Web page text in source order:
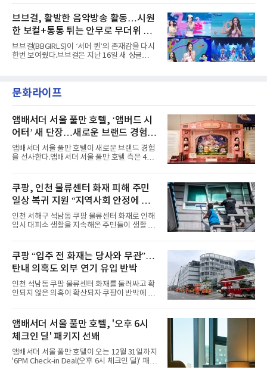
엣을 거침없이 결합했다. 멤버들은 각기 다른 개
성을 살린 스타일링을 선
벌 오디오·음원 스트리밍 플랫폼 스포티파이에
서 27일 자로 누적 재생 수 2억 회를 돌파했
다”고 밝혔다.곡이 발표된 지 약 10개월 만이다.
팀의 첫 번째 2억 스트리밍 곡은 동일 음반에 수
록된 ‘GO!’다. 이 노래는 공개 약 9개월 만인 지
난달 26일 자에 2억 고지를 밟았다. 이는 최근 5
년 내 데뷔한 보이그룹의 곡 중 최단기 2억 달성
했다. “내 티, 5 bucks 바지는, 만원” 등 멤버들
의 라이프 스타일
브브걸, 활발한 음악방송 활동…시원
한 보컬+통통 튀는 안무로 무더위 사
냥
브브걸(BBGIRLS)이 ‘서머 퀸’의 존재감을 다시
한번 보여줬다.브브걸은 지난 16일 새 싱글
MBC '쇼! 음악중심', SBS '인기가요' 등 주요 음
악방송 무대에 올라 화려한 퍼포먼스를 펼쳤다.
력을 앞세워 매 무대 색다른 볼거리를 선사했다.
특히 화사한 파스텔 톤의 비치웨어부터 청량한
마린룩, 햇살 아래 반짝이는 물결을 연상시키는
스커트, 강렬한 붉은 계열의 스타일링까지 각기
다른 매력을 선보였다. 브브걸은 다채로운 여름
패션을 완벽하게 소화하며 보
문화라이프
앰배서더 서울 풀만 호텔, ‘앰버드 시
어터’ 새 단장…새로운 브랜드 경험 선
사
앰배서더 서울 풀만 호텔이 새로운 브랜드 경험
을 선사한다.앰배서더 서울 풀만 호텔 측은 4일
이야기를 담은 인형 극장 콘셉트의 공간 ‘앰버드
시어터(Ambird Theater)’를 새롭게 선보인
다”고 밝혔다.앰배서더 서울 풀만 호텔은 로비
한편에 마련된 앰버드 존을 통해 앰버드의 세계
관을 소개해왔다. 앰버드 존은 앰버드가 우주여
행 중 수집한 다양한 굿즈를 전시한 '앰버드 플래
닛(Ambird Planet)과 계절별 플라워 연출로 사
라 극장을 모티브로 한 데코레이션으로 구성됐
다. 무대 공간 및 티켓 박스
쿠팡, 인천 물류센터 화재 피해 주민
일상 복귀 지원 “지역사회 안정에 총
력”
인천 서해구 석남동 쿠팡 물류센터 화재로 인해
임시 대피소 생활을 지속해온 주민들이 생활 터
필먼트서비스(CFS)가 지난 28일부터 화재 피해
주민을 대상으로 전문 출장 청소서비스 지원에
나섬으로써 본격적인 지역사회 복구 작업이 시
작된 것이다.대피소 주민 중심 청소 접수, 첫날
부터 2가구 지원 완료CFS는 신현초등학교, 신
현북초등학교, 신현여자중학교 등 인천 서해구
관내 임시 대피소 3곳에서 체류해온 화재 피해
민들의 호응 속에 CFS는 즉시 행동에 나섰다. 지
난 28일 오후 전문 청소업체와
쿠팡 “입주 전 화재는 당사와 무관”…
탄내 의혹도 외부 연기 유입 반박
인천 석남동 쿠팡 물류센터 화재를 둘러싸고 확
인되지 않은 의혹이 확산되자 쿠팡이 반박에 나
에 대해서는 외부 화재 연기 유입이라고 설명했
고, 2023년 같은 물류센터에서 발생한 화재에
대해서도 쿠팡 입주 전 공사 과정에서 벌어진 일
이라며 선을 그었다.쿠팡은 21일 인천 물류센터
내부에서 불이 타는 냄새가 났다는 의혹과 관련
해 “사실무근”이라는 입장을 밝혔다.회사 측은
“인근에서 지난 15일 다른 회사에서 발생한 대
앰배서더 서울 풀만 호텔, '오후 6시
체크인 딜' 패키지 선봬
앰배서더 서울 풀만 호텔이 오는 12월 31일까지
'6PM Check-in Deal(오후 6시 체크인 딜)' 패키